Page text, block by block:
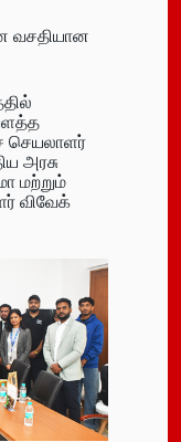
வசதியான
செயலாளர்
அரசு
மற்றும்
விவேக்